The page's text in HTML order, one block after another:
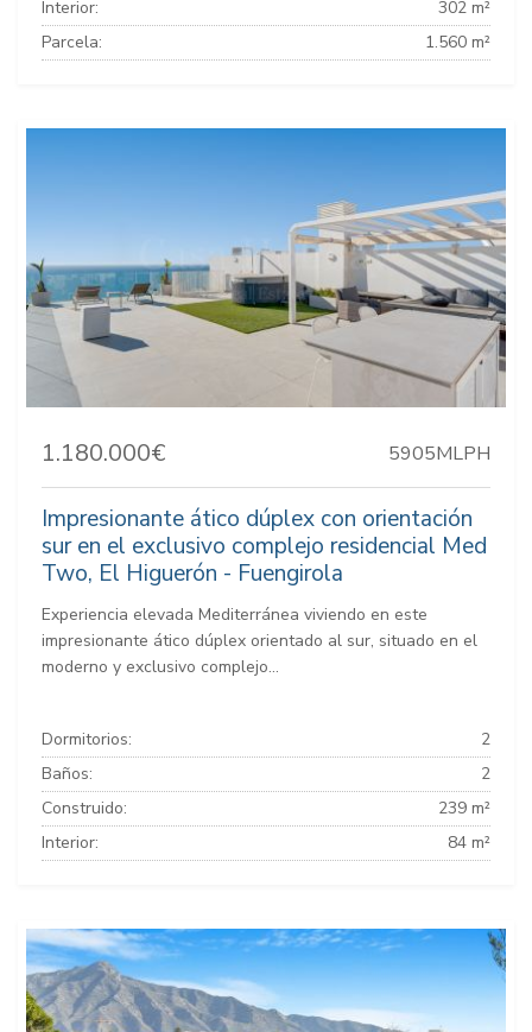
Interior:
302 m²
Parcela:
1.560 m²
1.180.000€ 5905MLPH
Impresionante ático dúplex con orientación
sur en el exclusivo complejo residencial Med
Two, El Higuerón - Fuengirola
Experiencia elevada Mediterránea viviendo en este
impresionante ático dúplex orientado al sur, situado en el
moderno y exclusivo complejo...
Dormitorios:
2
Baños:
2
Construido:
239 m²
Interior:
84 m²